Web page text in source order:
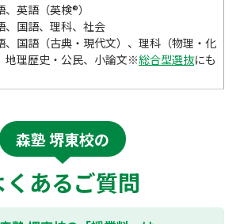
英語（英検®）
、国語、理科、社会
、国語（古典・現代文）、理科（物理・化
地理歴史・公民、小論文※総合型選抜にも
森塾 堺東校の
くあるご質問